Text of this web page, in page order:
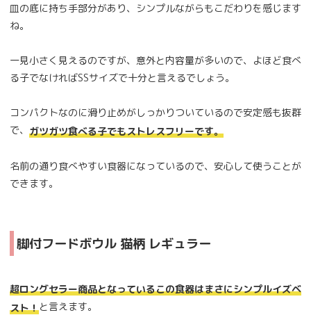
皿の底に持ち手部分があり、シンプルながらもこだわりを感じます
ね。
一見小さく見えるのですが、意外と内容量が多いので、よほど食べ
る子でなければSSサイズで十分と言えるでしょう。
コンパクトなのに滑り止めがしっかりついているので安定感も抜群
で、 ガツガツ食べる子でもストレスフリーです。
名前の通り食べやすい食器になっているので、安心して使うことが
できます。
脚付フードボウル 猫柄 レギュラー
超ロングセラー商品となっているこの食器はまさにシンプルイズベ
スト！と言えます。